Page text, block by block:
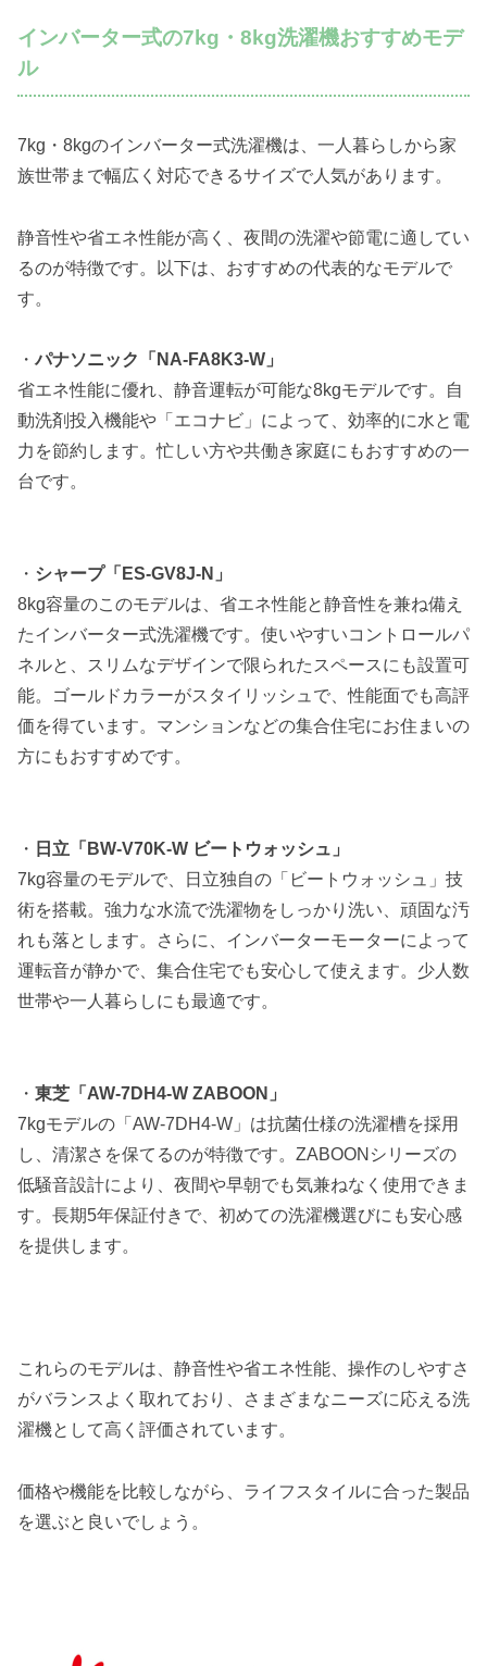
インバーター式の7kg・8kg洗濯機おすすめモデ
ル
7kg・8kgのインバーター式洗濯機は、一人暮らしから家
族世帯まで幅広く対応できるサイズで人気があります。
静音性や省エネ性能が高く、夜間の洗濯や節電に適してい
るのが特徴です。以下は、おすすめの代表的なモデルで
す。
・ パナソニック「NA-FA8K3-W」
省エネ性能に優れ、静音運転が可能な8kgモデルです。自
動洗剤投入機能や「エコナビ」によって、効率的に水と電
力を節約します。忙しい方や共働き家庭にもおすすめの一
台です。
・ シャープ「ES-GV8J-N」
8kg容量のこのモデルは、省エネ性能と静音性を兼ね備え
たインバーター式洗濯機です。使いやすいコントロールパ
ネルと、スリムなデザインで限られたスペースにも設置可
能。ゴールドカラーがスタイリッシュで、性能面でも高評
価を得ています。マンションなどの集合住宅にお住まいの
方にもおすすめです。
・ 日立「BW-V70K-W ビートウォッシュ」
7kg容量のモデルで、日立独自の「ビートウォッシュ」技
術を搭載。強力な水流で洗濯物をしっかり洗い、頑固な汚
れも落とします。さらに、インバーターモーターによって
運転音が静かで、集合住宅でも安心して使えます。少人数
世帯や一人暮らしにも最適です。
・ 東芝「AW-7DH4-W ZABOON」
7kgモデルの「AW-7DH4-W」は抗菌仕様の洗濯槽を採用
し、清潔さを保てるのが特徴です。ZABOONシリーズの
低騒音設計により、夜間や早朝でも気兼ねなく使用できま
す。長期5年保証付きで、初めての洗濯機選びにも安心感
を提供します。
これらのモデルは、静音性や省エネ性能、操作のしやすさ
がバランスよく取れており、さまざまなニーズに応える洗
濯機として高く評価されています。
価格や機能を比較しながら、ライフスタイルに合った製品
を選ぶと良いでしょう。